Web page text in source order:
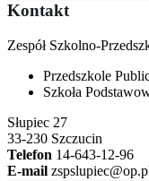
Kontakt
Zespół Szkolno-
Przedszkole
Szkoła
Słupiec 27
33-230 Szczucin
Telefon 14-643-12-96
E-mail